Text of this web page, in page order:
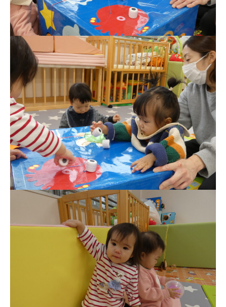
教職員募集
園のこと
園舎案内
安⼼・安全対策
給⾷
課外教室
理事長のことば
教育と保育
美⽊多幼稚園の理想
園の1⽇
預かり保育［ヒラソル ]
美⽊多チコス
美⽊多チコスについて
美⽊多チコスブログ